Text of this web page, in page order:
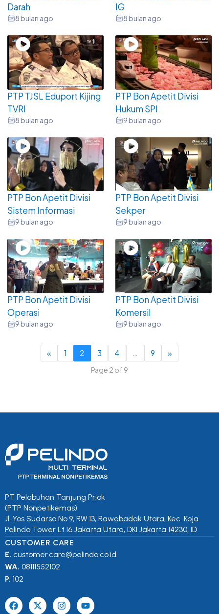
Darah
8 bulan ago
IG
8 bulan ago
PTP TJSL Eduport Kijing
TVRI
8 bulan ago
PTP Bon Apetit Divisi
Hukum SPI
9 bulan ago
PTP Bon Apetit Divisi
Sistem Informasi
9 bulan ago
PTP Bon Apetit Divisi
Sekper
9 bulan ago
PTP Bon Apetit Divisi
Operasi
9 bulan ago
PTP Bon Apetit Divisi
Komersil
9 bulan ago
« 1 2 3 4 … 9 »
Page 2 of 9
PT Pelabuhan Tanjung Priok
(PTP Nonpetikemas)
Jl. Yos Sudarso No.9, RW.13, Rawabadak Utara, Kec. Koja
Pelindo Tower Lt.16 Jakarta Utara, DKI Jakarta 14230, ID
CUSTOMER CARE
E. customer.care@pelindo.co.id
WA. 08111552102
P. 102